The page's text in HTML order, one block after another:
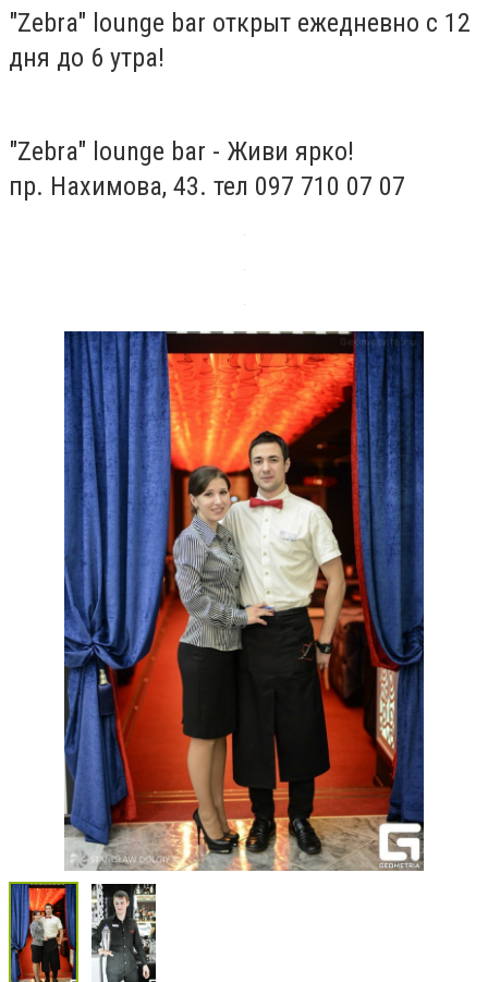
"Zebra" lounge bar открыт ежедневно с 12
дня до 6 утра!
"Zebra" lounge bar - Живи ярко!
пр. Нахимова, 43. тел 097 710 07 07